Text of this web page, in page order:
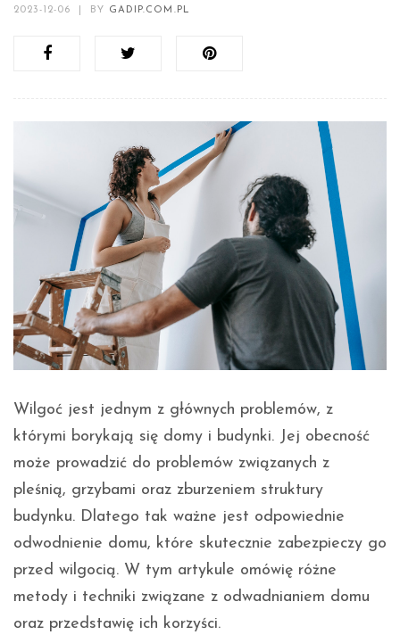
2023-12-06 BY GADIP.COM.PL
Wilgoć jest jednym z głównych problemów, z
którymi borykają się domy i budynki. Jej obecność
może prowadzić do problemów związanych z
pleśnią, grzybami oraz zburzeniem struktury
budynku. Dlatego tak ważne jest odpowiednie
odwodnienie domu, które skutecznie zabezpieczy go
przed wilgocią. W tym artykule omówię różne
metody i techniki związane z odwadnianiem domu
oraz przedstawię ich korzyści.